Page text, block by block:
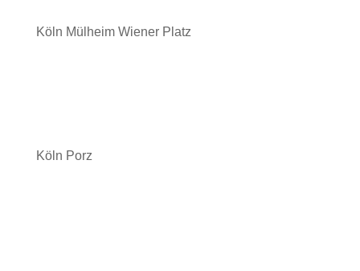
Köln Mülheim Wiener Platz
Köln Porz